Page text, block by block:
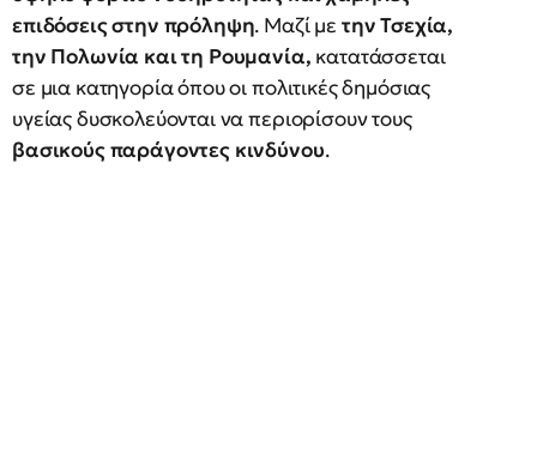
επιδόσεις στην πρόληψη. Μαζί με την Τσεχία,
την Πολωνία και τη Ρουμανία, κατατάσσεται
σε μια κατηγορία όπου οι πολιτικές δημόσιας
υγείας δυσκολεύονται να περιορίσουν τους
βασικούς παράγοντες κινδύνου.